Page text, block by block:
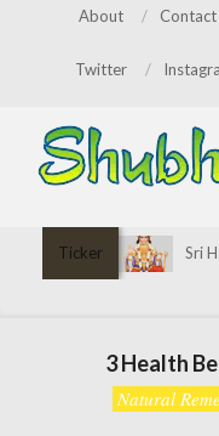
About Contact
Twitter
Ticker Sri
3 Health
Natural